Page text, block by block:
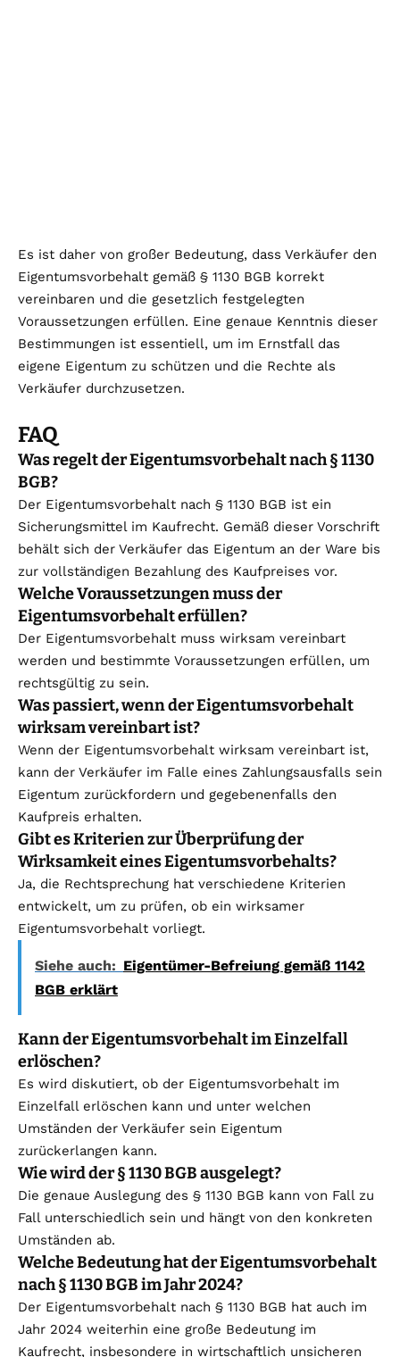
Es ist daher von großer Bedeutung, dass Verkäufer den
Eigentumsvorbehalt gemäß § 1130 BGB korrekt
vereinbaren und die gesetzlich festgelegten
Voraussetzungen erfüllen. Eine genaue Kenntnis dieser
Bestimmungen ist essentiell, um im Ernstfall das
eigene Eigentum zu schützen und die Rechte als
Verkäufer durchzusetzen.
FAQ
Was regelt der Eigentumsvorbehalt nach § 1130
BGB?
Der Eigentumsvorbehalt nach § 1130 BGB ist ein
Sicherungsmittel im Kaufrecht. Gemäß dieser Vorschrift
behält sich der Verkäufer das Eigentum an der Ware bis
zur vollständigen Bezahlung des Kaufpreises vor.
Welche Voraussetzungen muss der
Eigentumsvorbehalt erfüllen?
Der Eigentumsvorbehalt muss wirksam vereinbart
werden und bestimmte Voraussetzungen erfüllen, um
rechtsgültig zu sein.
Was passiert, wenn der Eigentumsvorbehalt
wirksam vereinbart ist?
Wenn der Eigentumsvorbehalt wirksam vereinbart ist,
kann der Verkäufer im Falle eines Zahlungsausfalls sein
Eigentum zurückfordern und gegebenenfalls den
Kaufpreis erhalten.
Gibt es Kriterien zur Überprüfung der
Wirksamkeit eines Eigentumsvorbehalts?
Ja, die Rechtsprechung hat verschiedene Kriterien
entwickelt, um zu prüfen, ob ein wirksamer
Eigentumsvorbehalt vorliegt.
Siehe auch: Eigentümer-Befreiung gemäß 1142
BGB erklärt
Kann der Eigentumsvorbehalt im Einzelfall
erlöschen?
Es wird diskutiert, ob der Eigentumsvorbehalt im
Einzelfall erlöschen kann und unter welchen
Umständen der Verkäufer sein Eigentum
zurückerlangen kann.
Wie wird der § 1130 BGB ausgelegt?
Die genaue Auslegung des § 1130 BGB kann von Fall zu
Fall unterschiedlich sein und hängt von den konkreten
Umständen ab.
Welche Bedeutung hat der Eigentumsvorbehalt
nach § 1130 BGB im Jahr 2024?
Der Eigentumsvorbehalt nach § 1130 BGB hat auch im
Jahr 2024 weiterhin eine große Bedeutung im
Kaufrecht, insbesondere in wirtschaftlich unsicheren